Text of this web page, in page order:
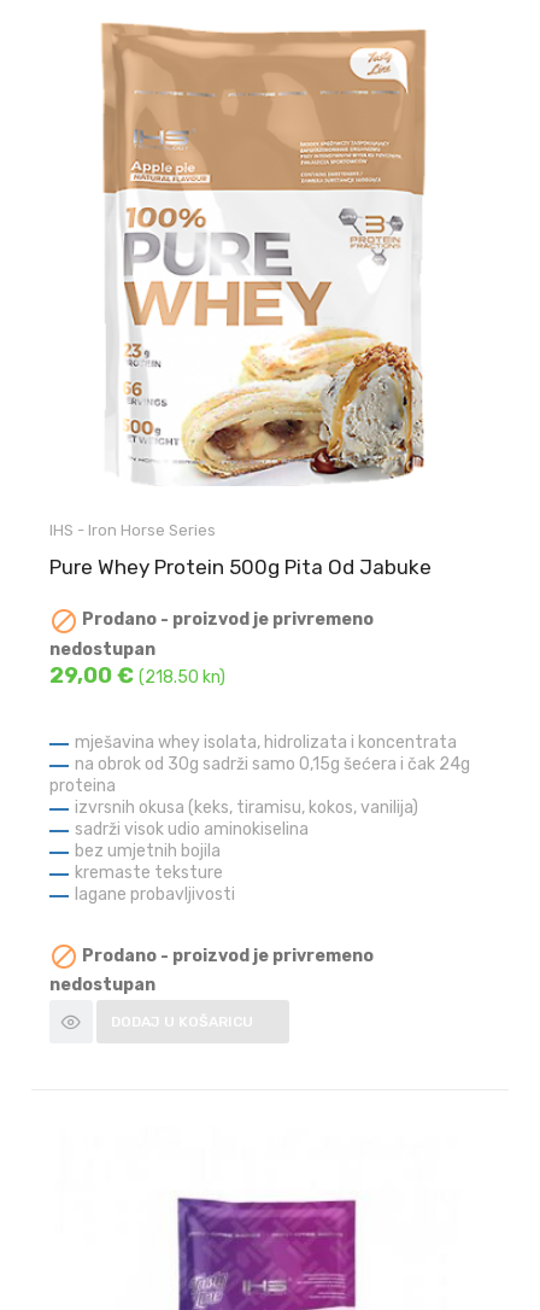
IHS - Iron Horse Series
Pure Whey Protein 500g Pita Od Jabuke
 Prodano - proizvod je privremeno
nedostupan
29,00 €(218.50 kn)
mješavina whey isolata, hidrolizata i koncentrata
na obrok od 30g sadrži samo 0,15g šećera i čak 24g
proteina
izvrsnih okusa (keks, tiramisu, kokos, vanilija)
sadrži visok udio aminokiselina
bez umjetnih bojila
kremaste teksture
lagane probavljivosti
 Prodano - proizvod je privremeno
nedostupan
DODAJ U KOŠARICU